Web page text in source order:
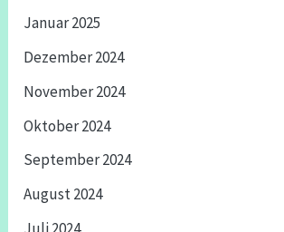
Januar 2025
Dezember 2024
November 2024
Oktober 2024
September 2024
August 2024